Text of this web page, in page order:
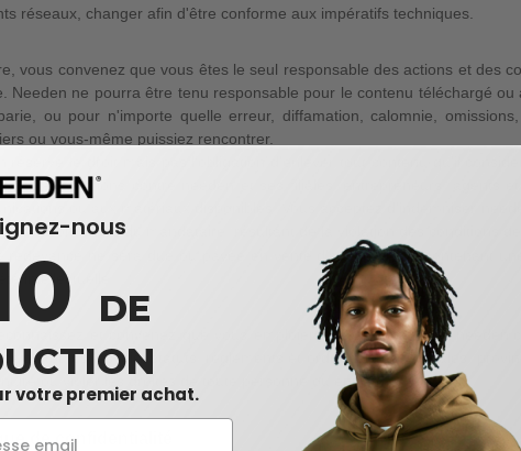
réseaux, changer afin d'être conforme aux impératifs techniques.
vous convenez que vous êtes le seul responsable des actions et des
Needen ne pourra être tenu responsable pour le contenu téléchargé
ou pour n'importe quelle erreur, diffamation, calomnie,
ou vous-même puissiez rencontrer.
réserve le droit mais pas l'obligation d'enlever tout contenu qu'il
de réclamations contre needen et ses filiales, entrepreneurs, agents
ou aux matériaux disponibles. Vous acceptez d'indemniser
raisonnables du mandataire, résultant de la violation des conditions de
redevance ne sera due ou payée en vente d'aucun article contenant
intellectuelle,...).
et convenez que vous emploierez le site web
selon toutes les lois, statuts, règlements et ordonnances fédérales,
nuire ou violer les droites de toute personne ou entité.
de confidentialité
nous
DE
votre premier achat.